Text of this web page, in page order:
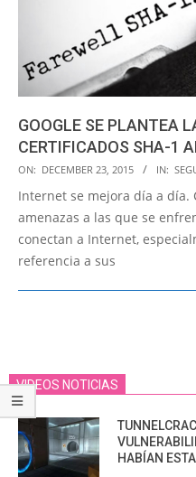
GOOGLE SE PLANTEA
CERTIFICADOS SHA-1
2015-
12-
23
ON: DECEMBER 23, 2015 IN:
Internet se mejora día a día.
amenazas a las que se
conectan a Internet,
referencia a sus
VIDEOS NOTICIAS
HABÍAN